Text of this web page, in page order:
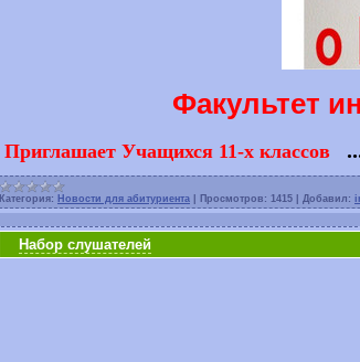
Факультет
Приглашает Учащихся 11-х классов
Категория: Новости для абитуриента Просмотров: 1415 Добавил:
Набор слушателей